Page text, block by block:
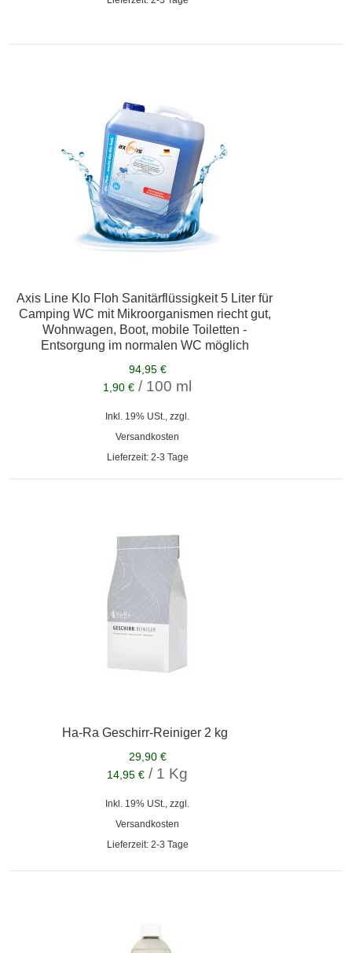
Axis Line Klo Floh Sanitärflüssigkeit 5 Liter für
Camping WC mit Mikroorganismen riecht gut,
Wohnwagen, Boot, mobile Toiletten -
Entsorgung im normalen WC möglich
94,95 €
1,90 € / 100 ml
Inkl. 19% USt., zzgl.
Versandkosten
Lieferzeit: 2-3 Tage
Ha-Ra Geschirr-Reiniger 2 kg
29,90 €
14,95 € / 1 Kg
Inkl. 19% USt., zzgl.
Versandkosten
Lieferzeit: 2-3 Tage